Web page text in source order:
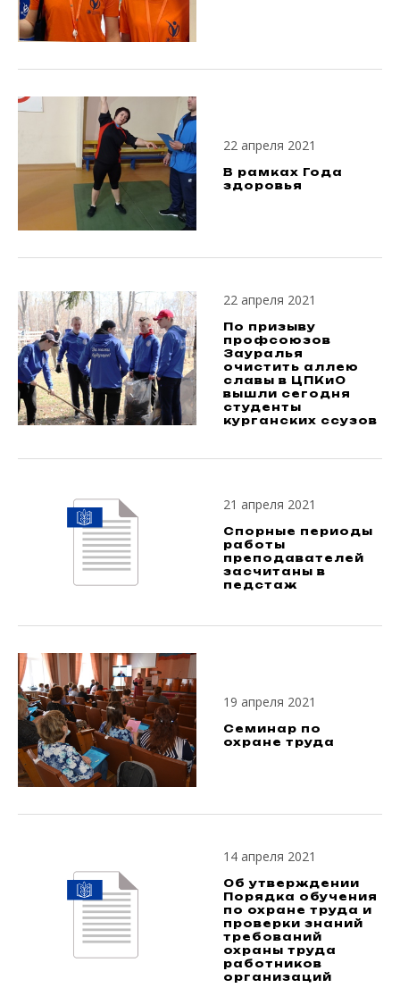
22 апреля 2021
В рамках Года
здоровья
22 апреля 2021
По призыву
профсоюзов
Зауралья
очистить аллею
славы в ЦПКиО
вышли сегодня
студенты
курганских ссузов
21 апреля 2021
Спорные периоды
работы
преподавателей
засчитаны в
педстаж
19 апреля 2021
Семинар по
охране труда
14 апреля 2021
Об утверждении
Порядка обучения
по охране труда и
проверки знаний
требований
охраны труда
работников
организаций